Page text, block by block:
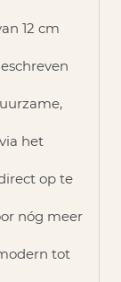
12 cm
het
op te
nóg meer
tot